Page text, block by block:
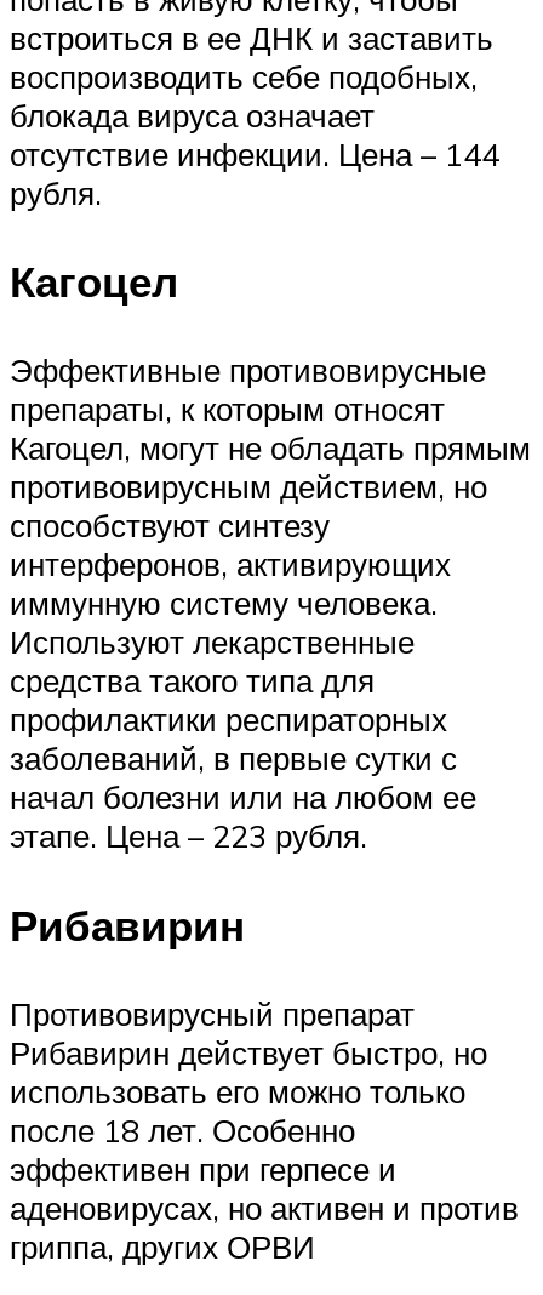
встроиться в ее ДНК и заставить
воспроизводить себе подобных,
блокада вируса означает
отсутствие инфекции. Цена – 144
рубля.
Кагоцел
Эффективные противовирусные
препараты, к которым относят
Кагоцел, могут не обладать прямым
противовирусным действием, но
способствуют синтезу
интерферонов, активирующих
иммунную систему человека.
Используют лекарственные
средства такого типа для
профилактики респираторных
заболеваний, в первые сутки с
начал болезни или на любом ее
этапе. Цена – 223 рубля.
Рибавирин
Противовирусный препарат
Рибавирин действует быстро, но
использовать его можно только
после 18 лет. Особенно
эффективен при герпесе и
аденовирусах, но активен и против
гриппа, других ОРВИ